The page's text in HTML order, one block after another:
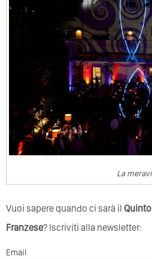
La
Vuoi sapere quando ci sarà il
Franzese? Iscriviti alla newsletter:
Email